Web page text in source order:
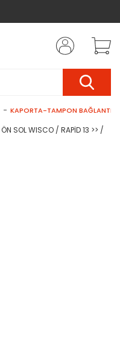
KAPORTA-TAMPON BAĞLANTI